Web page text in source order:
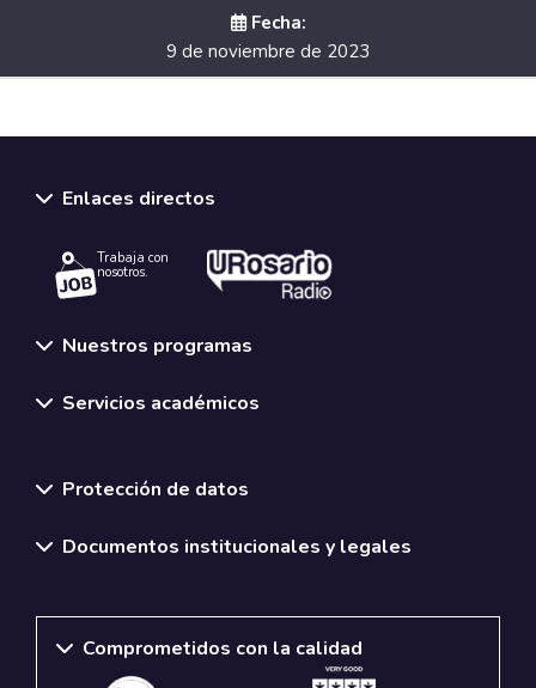
Fecha:
9 de noviembre de 2023
Conferencistas
- Fernando Carabajo
Enlaces directos
Trabaja con
nosotros.
Nuestros programas
Servicios académicos
Protección de datos
Documentos institucionales y legales
Comprometidos con la calidad